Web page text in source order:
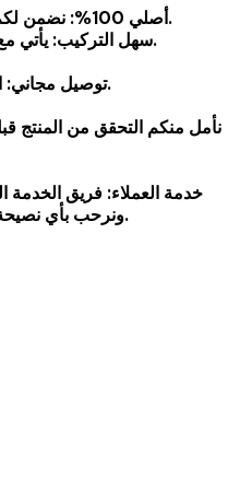
أصلي 100%: نضمن لكم أن المنتج أصلي ومطابق لأعلى معايير الجودة.
سهل التركيب: يأتي مع جميع المثبتات اللازمة لتسهيل عملية التركيب.
توصيل مجاني: استمتع بخدمة التوصيل المجاني إلى باب منزلك.
خدمة العملاء: فريق الخدمة
ونرحب بأي نصيحة قد تودون مشاركتها بخصوص منتجنا أو خدمتنا.